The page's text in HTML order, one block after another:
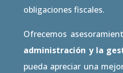
obligaciones fiscales.
Ofrecemos
administración y la
pueda apreciar una